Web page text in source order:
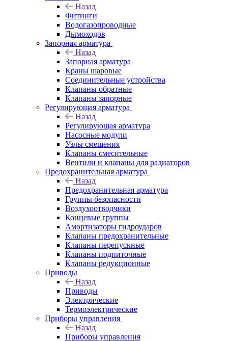
Назад
Фитинги
Водогазопроводные
Дымоходов
Запорная арматура
Назад
Запорная арматура
Краны шаровые
Соединительные устройства
Клапаны обратные
Клапаны запорные
Регулирующая арматура
Назад
Регулирующая арматура
Насосные модули
Узлы смешения
Клапаны смесительные
Вентили и клапаны для радиаторов
Предохранительная арматура
Назад
Предохранительная арматура
Группы безопасности
Воздухоотводчики
Концевые группы
Амортизаторы гидроударов
Клапаны предохранительные
Клапаны перепускные
Клапаны подпиточные
Клапаны редукционные
Приводы
Назад
Приводы
Электрические
Термоэлектрические
Приборы управления
Назад
Приборы управления